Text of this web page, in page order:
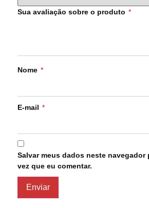
Sua avaliação sobre o produto *
Nome *
E-mail *
Salvar meus dados neste navegador
vez que eu comentar.